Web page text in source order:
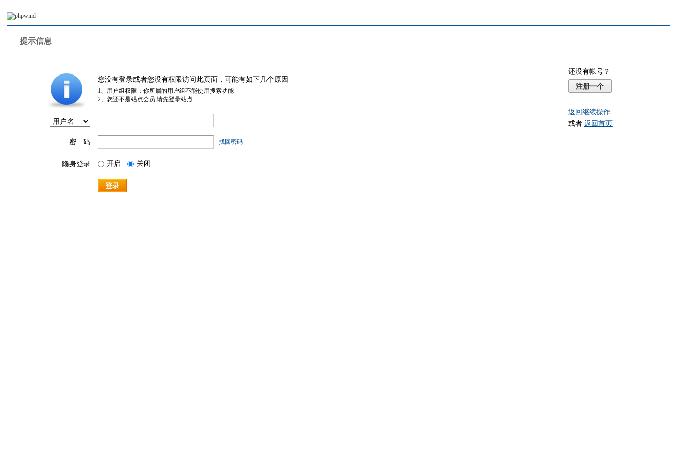
提示信息
您没有登录或者您没有权限访问此页面，可能有如下几个原因
1、用户组权限：你所属的用户组不能使用搜索功能
2、您还不是站点会员,请先登录站点
密 码 找回密码
隐身登录 开启 关闭
登录
还没有帐号？
注册一个
返回继续操作
或者 返回首页